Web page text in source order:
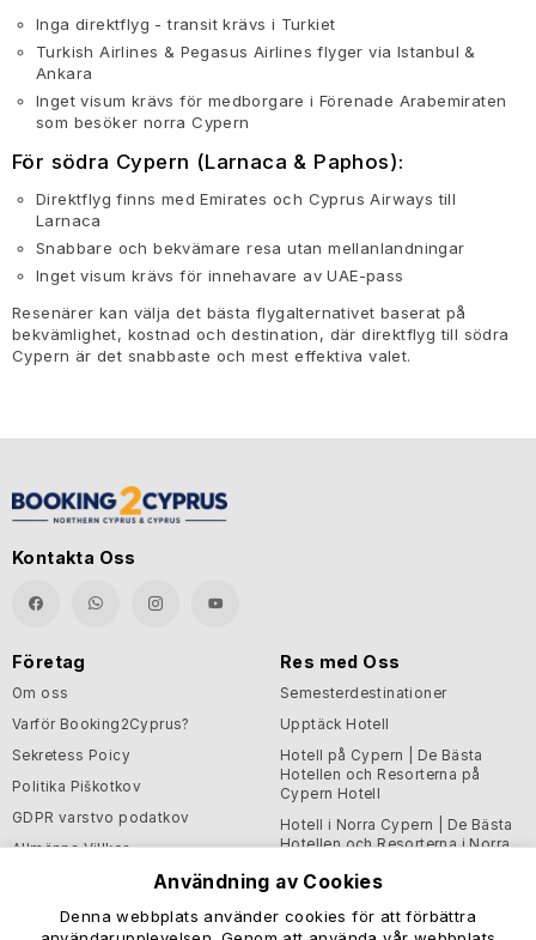
Inga direktflyg - transit krävs i Turkiet
Turkish Airlines & Pegasus Airlines flyger via Istanbul &
Ankara
Inget visum krävs för medborgare i Förenade Arabemiraten
som besöker norra Cypern
För södra Cypern (Larnaca & Paphos):
Direktflyg finns med Emirates och Cyprus Airways till
Larnaca
Snabbare och bekvämare resa utan mellanlandningar
Inget visum krävs för innehavare av UAE-pass
Resenärer kan välja det bästa flygalternativet baserat på
bekvämlighet, kostnad och destination, där direktflyg till södra
Cypern är det snabbaste och mest effektiva valet.
Kontakta Oss
Företag
Om oss
Varför Booking2Cyprus?
Sekretess Poicy
Politika Piškotkov
GDPR varstvo podatkov
Allmänna Villkor
Res med Oss
Semesterdestinationer
Upptäck Hotell
Hotell på Cypern | De Bästa
Hotellen och Resorterna på
Cypern Hotell
Hotell i Norra Cypern | De Bästa
Hotellen och Resorterna i Norra
Support och Hjälpsam
Användning av Cookies
Denna webbplats använder cookies för att förbättra